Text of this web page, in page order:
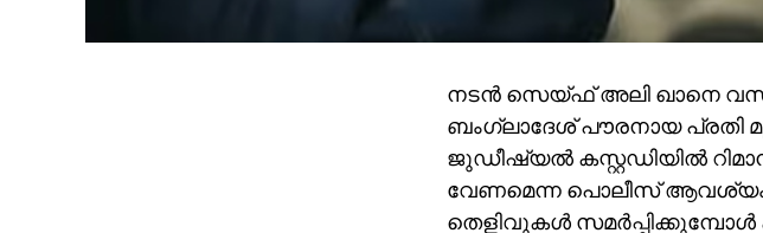
നടന്‍ സെയ്ഫ് അലി ഖാനെ
ബംഗ്ലാദേശ് പൗരനായ
ജുഡീഷ്യല്‍ കസ്റ്റഡിയില്‍
വേണമെന്ന പൊലീസ്
തെളിവുകള്‍ സമര്‍പ്പിക്കുമ്പോള്‍